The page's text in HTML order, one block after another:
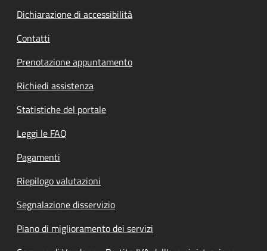
Dichiarazione di accessibilità
Contatti
Prenotazione appuntamento
Richiedi assistenza
Statistiche del portale
Leggi le FAQ
Pagamenti
Riepilogo valutazioni
Segnalazione disservizio
Piano di miglioramento dei servizi